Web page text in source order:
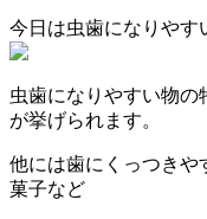
今日は虫歯になりやす
虫歯になりやすい物の
が挙げられます。
他には歯にくっつき
菓子など